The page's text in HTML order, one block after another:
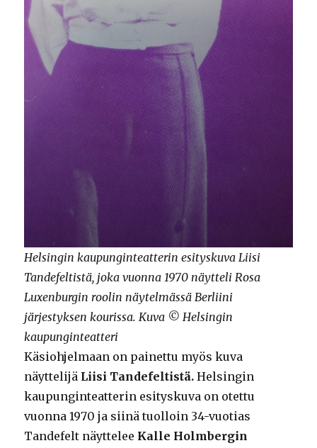
Helsingin kaupunginteatterin esityskuva Liisi
Tandefeltistä, joka vuonna 1970 näytteli Rosa
Luxenburgin roolin näytelmässä Berliini
järjestyksen kourissa. Kuva © Helsingin
kaupunginteatteri
Käsiohjelmaan on painettu myös kuva
näyttelijä Liisi Tandefeltistä. Helsingin
kaupunginteatterin esityskuva on otettu
vuonna 1970 ja siinä tuolloin 34-vuotias
Tandefelt näyttelee Kalle Holmbergin